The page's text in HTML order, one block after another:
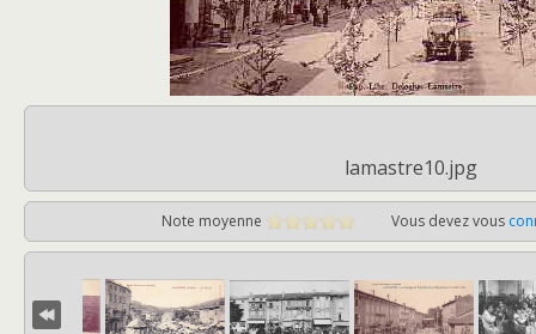
lamastre10.jpg
Note moyenne Vous devez vous